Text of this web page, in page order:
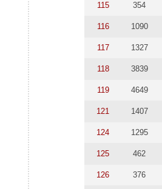
115 354
116 1090
117 1327
118 3839
119 4649
121 1407
124 1295
125 462
126 376